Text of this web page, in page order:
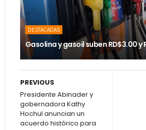
DESTACADAS
Gasolina y gasoil suben RD$3.00 y
PREVIOUS
Presidente Abinader y
gobernadora Kathy
Hochul anuncian un
acuerdo histórico para